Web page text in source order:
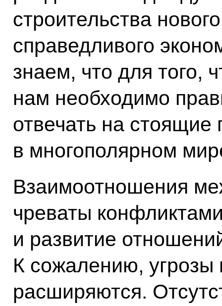
строительства
справедливого
знаем, что для того,
нам необходимо
отвечать на
в многополярном
Взаимоотношения
чреваты
и развитие
К сожалению, угрозы
расширяются.